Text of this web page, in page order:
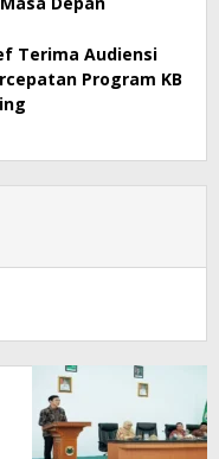
Terima Audiensi
Program KB